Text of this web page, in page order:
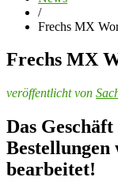
/
Frechs MX
Frechs MX
veröffentlicht von
Das
bearbeitet!